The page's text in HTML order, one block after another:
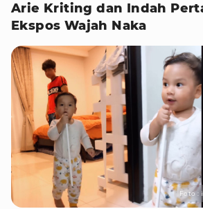
Arie Kriting dan Indah
Ekspos Wajah Naka
Foto :